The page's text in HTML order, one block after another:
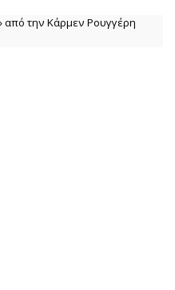
από την Κάρμεν Ρουγγέρη